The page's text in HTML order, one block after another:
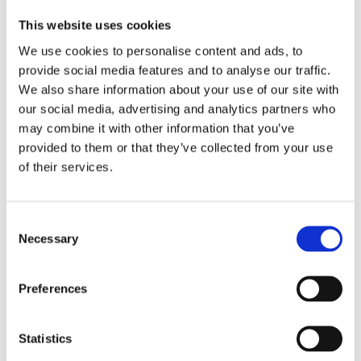
This website uses cookies
We use cookies to personalise content and ads, to
provide social media features and to analyse our traffic.
We also share information about your use of our site with
our social media, advertising and analytics partners who
may combine it with other information that you’ve
provided to them or that they’ve collected from your use
of their services.
Selection
Necessary
Preferences
Statistics
Żagiel wodoszczelny/wyp/popiel/7,22x5,30x4,70
659,00 zł